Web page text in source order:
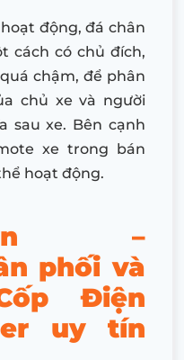
động, đá chân
cách có chủ đích,
chậm, để phân
chủ xe và người
sau xe. Bên cạnh
xe trong bán
hoạt động.
–
phối và
Điện
uy tín